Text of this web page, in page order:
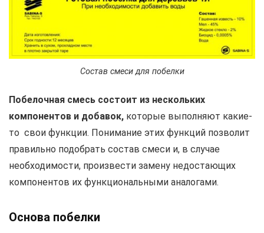
Состав смеси для побелки
Побелочная смесь состоит из нескольких
компонентов и добавок, которые выполняют какие-
то свои функции. Понимание этих функций позволит
правильно подобрать состав смеси и, в случае
необходимости, произвести замену недостающих
компонентов их функциональными аналогами.
Основа побелки